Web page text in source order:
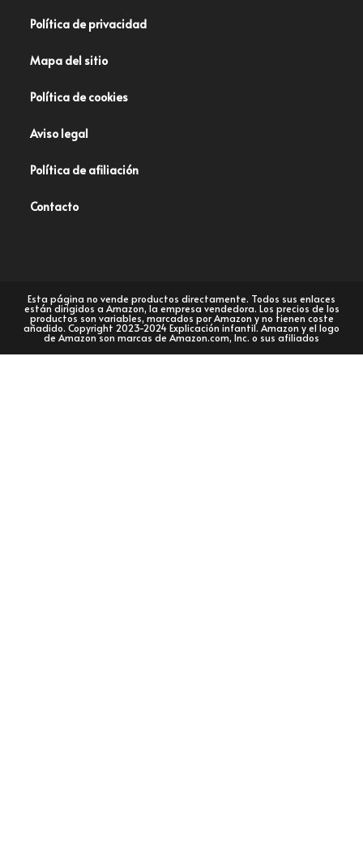
Política de privacidad
Mapa del sitio
Política de cookies
Aviso legal
Política de afiliación
Contacto
Esta página no vende productos directamente. Todos sus enlaces
están dirigidos a Amazon, la empresa vendedora. Los precios de los
productos son variables, marcados por Amazon y no tienen coste
añadido. Copyright 2023-2024 Explicación infantil. Amazon y el logo
de Amazon son marcas de Amazon.com, Inc. o sus afiliados